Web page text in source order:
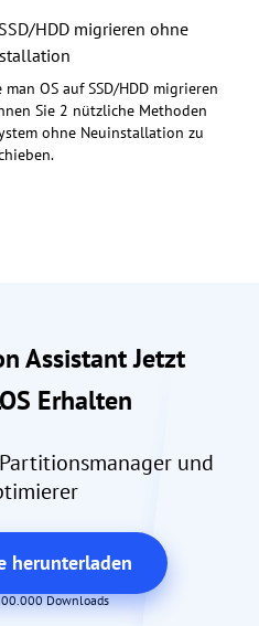
HDD migrieren ohne
OS auf SSD/HDD migrieren
Sie 2 nützliche Methoden
ohne Neuinstallation zu
Assistant Jetzt
Erhalten
und
herunterladen
Downloads